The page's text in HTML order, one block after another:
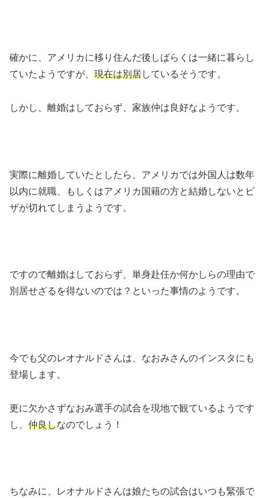
確かに、アメリカに移り住んだ後しばらくは一緒に暮らし
ていたようですが、 現在は別居しているそうです。
しかし、離婚はしておらず、家族仲は良好なようです。
実際に離婚していたとしたら、アメリカでは外国人は数年
以内に就職、もしくはアメリカ国籍の方と結婚しないとビ
ザが切れてしまうようです。
ですので離婚はしておらず、単身赴任か何かしらの理由で
別居せざるを得ないのでは？といった事情のようです。
今でも父のレオナルドさんは、なおみさんのインスタにも
登場します。
更に欠かさずなおみ選手の試合を現地で観ているようです
し、 仲良しなのでしょう！
ちなみに、レオナルドさんは娘たちの試合はいつも緊張で